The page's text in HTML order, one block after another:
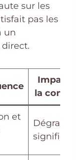
sur les
pas les
un
Impact
la
et